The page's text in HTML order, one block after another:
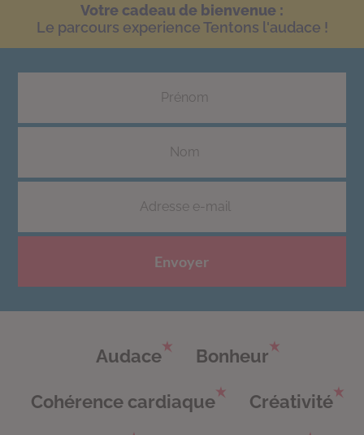
Votre cadeau de bienvenue :
Le parcours experience Tentons l'audace !
Envoyer
Audace Bonheur
Cohérence cardiaque Créativité